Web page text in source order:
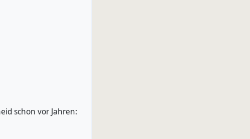
schon vor Jahren: